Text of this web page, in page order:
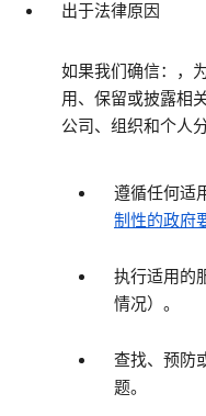
出于法律原因
如果我们确信：，
用、保留或披露相
公司、组织和个人
遵循任何适
制性的政府
执行适用的
情况）。
查找、预防
题。